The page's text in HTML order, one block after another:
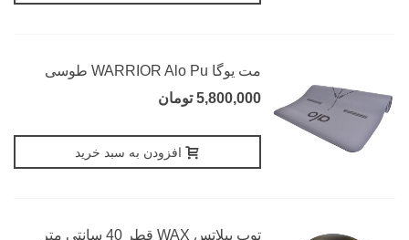
مت یوگا WARRIOR Alo Pu طوسی
5,800,000 تومان
افزودن به سبد خرید
توپ پیلاتس WAX قطر 40 سانتی متر